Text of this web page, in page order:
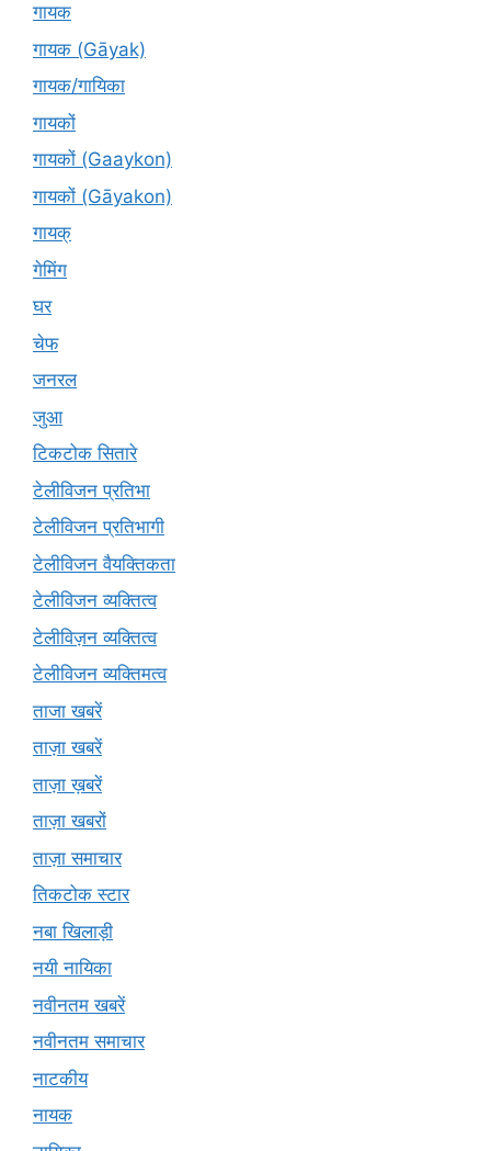
गायक
गायक (Gāyak)
गायक/गायिका
गायकों
गायकों (Gaaykon)
गायकों (Gāyakon)
गायक्
गेमिंग
घर
चेफ
जनरल
जुआ
टिकटोक सितारे
टेलीविजन प्रतिभा
टेलीविजन प्रतिभागी
टेलीविजन वैयक्तिकता
टेलीविजन व्यक्तित्व
टेलीविज़न व्यक्तित्व
टेलीविजन व्यक्तिमत्व
ताजा खबरें
ताज़ा खबरें
ताज़ा ख़बरें
ताज़ा खबरों
ताज़ा समाचार
तिकटोक स्टार
नबा खिलाड़ी
नयी नायिका
नवीनतम खबरें
नवीनतम समाचार
नाटकीय
नायक